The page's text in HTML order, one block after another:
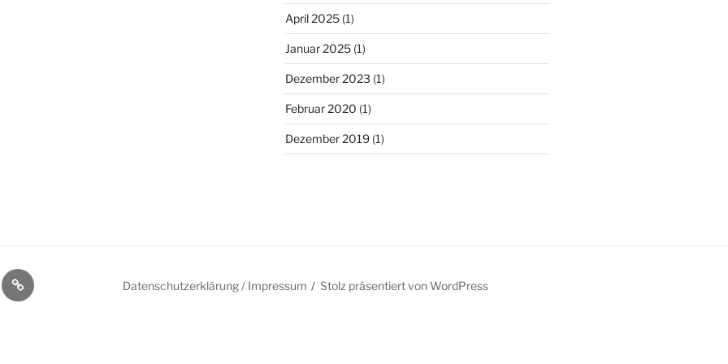
April 2025(1)
Januar 2025(1)
Dezember 2023 (1)
Februar 2020 (1)
Dezember 2019(1)
Downloads Datenschutzerklärung / Impressum Stolz präsentiert von WordPress